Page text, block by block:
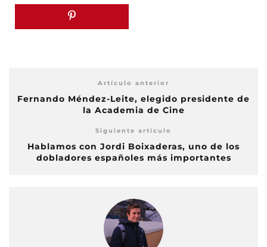
Artículo anterior
Fernando Méndez-Leite, elegido presidente de
la Academia de Cine
Siguiente artículo
Hablamos con Jordi Boixaderas, uno de los
dobladores españoles más importantes